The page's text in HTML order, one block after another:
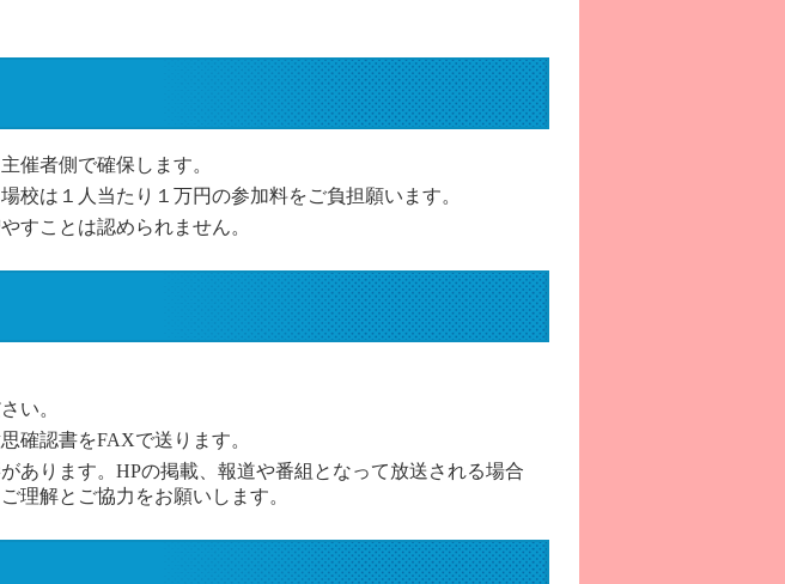
催者側で確保します。
校は１人当たり１万円の参加料をご負担願います。
すことは認められません。
い。
確認書をFAXで送ります。
あります。HPの掲載、報道や番組となって放送される場合
理解とご協力をお願いします。